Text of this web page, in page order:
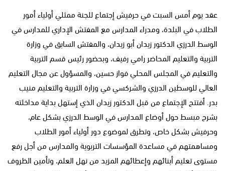
عقد يوم أمس السبت في حرفيش إجتماع للجنة ممثلي أولياء أمور
الطلاب في البلدة، ومدراء المدارس مع المفتش الإداري للمدارس في
الوسط الدرزي الدكتور زيدان أبو زيدان، والمفتش السابق في وزارة
التربية والتعليم المحاضر رامي رفيف، وبحضور رئيس قسم التربية
والتعليم في المجلس المحلي فواز حسين، والمسؤول عن مجال التعليم
العالي للوسطين الدرزي والشركسي في وزارة التربية والتعليم منيب
بدر. أفتتح الإجتماع من قبل الدكتور زيدان الذي إستهل بداية مداخلته
بشرح مبسط حول أوضاع المدارس في الوسط الدرزي بشكل عام،
وحرفيش بشكل خاص، وتطرق لموضوع دور أولياء أمور الطلاب
ومساهمتهم في مساعدة المؤسسات التربوية والمدارس من أجل رفع
مستوى تعليم أبنائهم وإعطائهم المزيد من نهل العلم، وتأمين الظروف